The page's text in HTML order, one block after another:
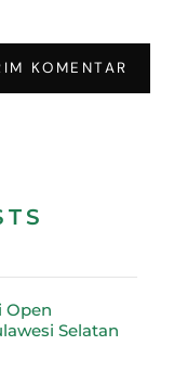
Open
Selatan